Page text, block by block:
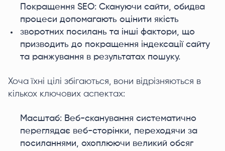
Покращення SEO: Скануючи сайти, обидва
процеси допомагають оцінити якість
зворотних посилань та інші фактори, що
призводить до покращення індексації сайту
та ранжування в результатах пошуку.
Хоча їхні цілі збігаються, вони відрізняються в
кількох ключових аспектах:
Масштаб: Веб-сканування систематично
переглядає веб-сторінки, переходячи за
посиланнями, охоплюючи великий обсяг